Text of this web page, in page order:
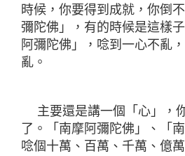
時候，你要得到成就，你倒
彌陀佛」，有的時候是這樣
阿彌陀佛」，唸到一心不亂
亂。
主要還是講一個「心」，
了。「南摩阿彌陀佛」、「
唸個十萬、百萬、千萬、億